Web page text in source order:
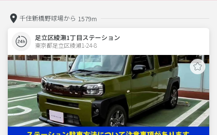
千住新橋野球場から 1579m
足立区綾瀬1丁目ステーション
東京都足立区綾瀬1-24-8